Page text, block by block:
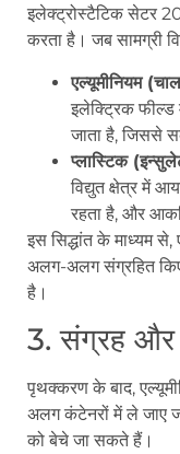
इलेक्ट्रोस्टैटिक सेटर
करता है। जब सामग्री
एल्यूमीनियम
इलेक्ट्रिक फील्ड
जाता है, जिससे
प्लास्टिक
विद्युत क्षेत्र में
रहता है, और
इस सिद्धांत के माध्यम
अलग-अलग संग्रहित
है।
3. संग्रह
पृथक्करण के बाद,
अलग कंटेनरों में ले जाए
को बेचे जा सकते हैं।